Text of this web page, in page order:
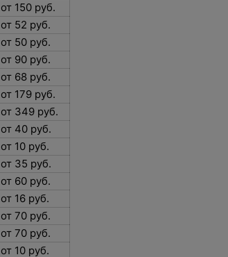
от 150 руб.
от 52 руб.
от 50 руб.
от 90 руб.
от 68 руб.
от 179 руб.
от 349 руб.
от 40 руб.
от 10 руб.
от 35 руб.
от 60 руб.
от 16 руб.
от 70 руб.
от 70 руб.
от 10 руб.